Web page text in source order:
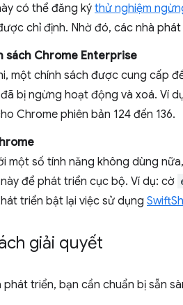
có thể đăng ký thử nghiệm
chỉ định. Nhờ đó, các nhà
sách Chrome Enterprise
một chính sách được cung cấp
bị ngừng hoạt động và xoá. Ví
Chrome phiên bản 124 đến 136.
một số tính năng không dùng nữa,
để phát triển cục bộ. Ví dụ: cờ
triển bật lại việc sử dụng
giải quyết
phát triển, bạn cần chuẩn bị sẵn